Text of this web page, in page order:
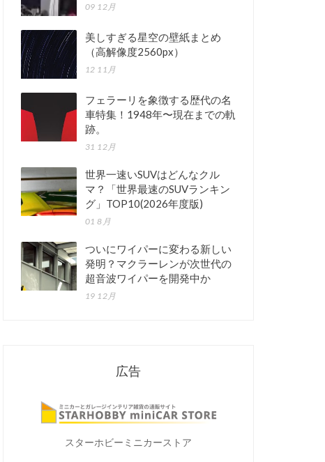
09 12月
美しすぎる星空の壁紙まとめ
（高解像度2560px）
12 11月
フェラーリを象徴する歴代の名
車特集！1948年〜現在までの軌
跡。
31 12月
世界一速いSUVはどんなクル
マ？「世界最速のSUVランキン
グ」TOP10(2026年度版)
01 8月
ついにワイパーに変わる新しい
発明？マクラーレンが次世代の
超音波ワイパーを開発中か
19 12月
広告
スターホビーミニカーストア